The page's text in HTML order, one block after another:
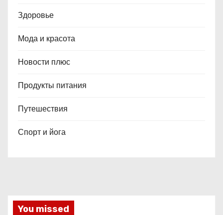
Здоровье
Мода и красота
Новости плюс
Продукты питания
Путешествия
Спорт и йога
You missed